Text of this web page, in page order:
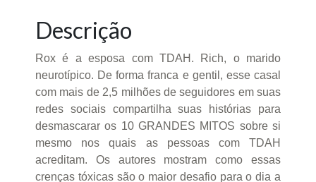
Descrição
Rox é a esposa com TDAH. Rich, o marido
neurotípico. De forma franca e gentil, esse casal
com mais de 2,5 milhões de seguidores em suas
redes sociais compartilha suas histórias para
desmascarar os 10 GRANDES MITOS sobre si
mesmo nos quais as pessoas com TDAH
acreditam. Os autores mostram como essas
crenças tóxicas são o maior desafio para o dia a